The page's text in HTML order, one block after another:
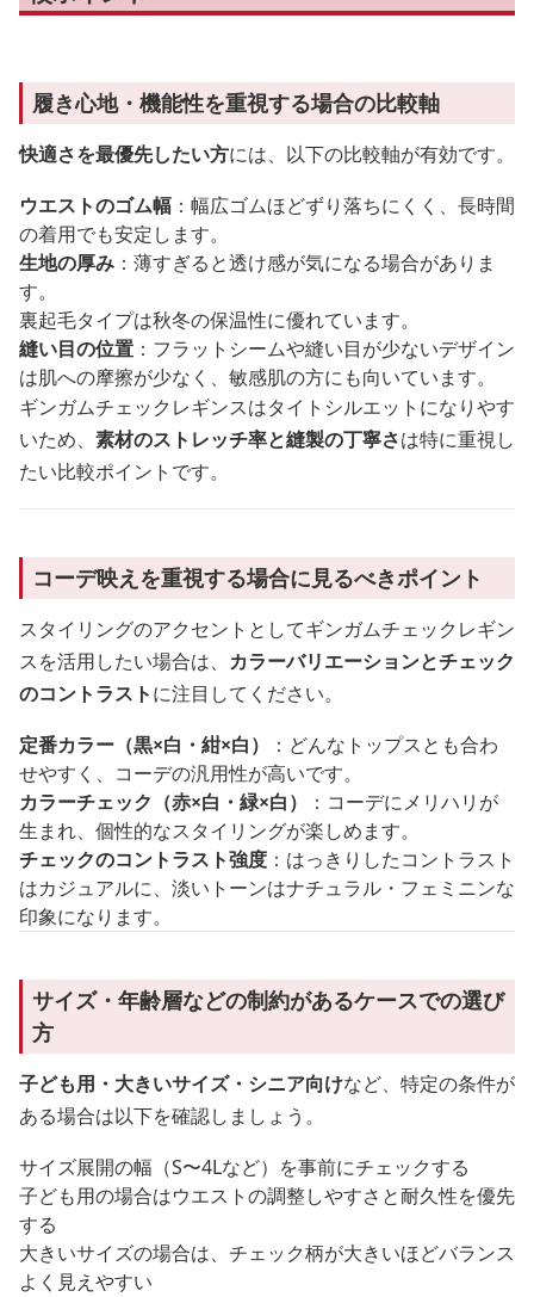
履き心地・機能性を重視する場合の比較軸
快適さを最優先したい方には、以下の比較軸が有効です。
ウエストのゴム幅 ：幅広ゴムほどずり落ちにくく、長時間
の着用でも安定します。
生地の厚み ：薄すぎると透け感が気になる場合がありま
す。
裏起毛タイプは秋冬の保温性に優れています。
縫い目の位置 ：フラットシームや縫い目が少ないデザイン
は肌への摩擦が少なく、敏感肌の方にも向いています。
ギンガムチェックレギンスはタイトシルエットになりやす
いため、 素材のストレッチ率と縫製の丁寧さは特に重視し
たい比較ポイントです。
コーデ映えを重視する場合に見るべきポイント
スタイリングのアクセントとしてギンガムチェックレギン
スを活用したい場合は、 カラーバリエーションとチェック
のコントラストに注目してください。
定番カラー（黒×白・紺×白）
：どんなトップスとも合わ
せやすく、コーデの汎用性が高いです。
カラーチェック（赤×白・緑×白）
：コーデにメリハリが
生まれ、個性的なスタイリングが楽しめます。
チェックのコントラスト強度 ：はっきりしたコントラスト
はカジュアルに、淡いトーンはナチュラル・フェミニンな
印象になります。
サイズ・年齢層などの制約があるケースでの選び
方
子ども用・大きいサイズ・シニア向けなど、特定の条件が
ある場合は以下を確認しましょう。
サイズ展開の幅（S〜4Lなど）を事前にチェックする
子ども用の場合はウエストの調整しやすさと耐久性を優先
する
大きいサイズの場合は、チェック柄が大きいほどバランス
よく見えやすい